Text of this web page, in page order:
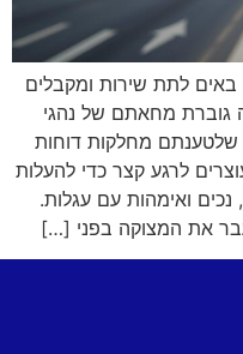
באים לתת שירות ומקבלים
גוברת מחאתם של נהגי
שלטענתם מחלקות דוחות
לרגע קצר כדי להעלות
נכים ואימהות עם עגלות.
את המצוקה בפני […]